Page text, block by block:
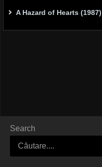
A Hazard of Hearts
Search